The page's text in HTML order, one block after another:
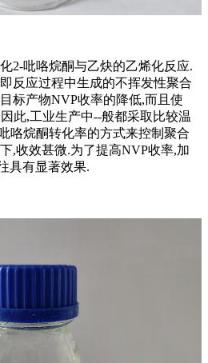
2-吡咯烷酮与乙炔的乙烯化反应.
反应过程中生成的不挥发性聚合
标产物NVP收率的降低,而且使
此,工业生产中--般都采取比较温
咯烷酮转化率的方式来控制聚合
,收效甚微.为了提高NVP收率,加
具有显著效果.